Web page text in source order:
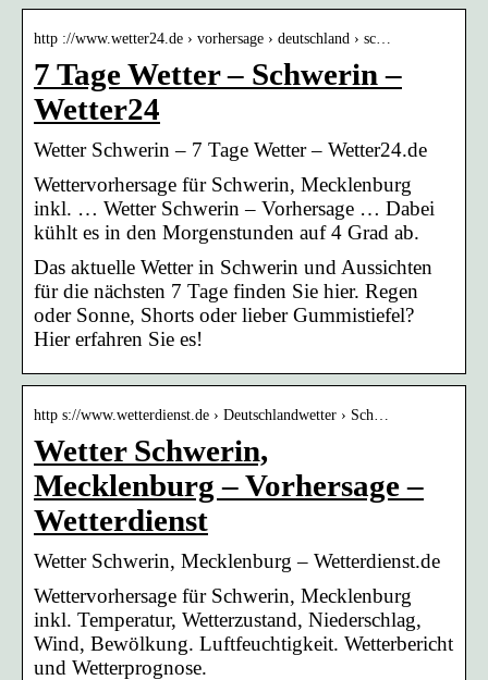
http ://www.wetter24.de › vorhersage › deutschland › sc…
7 Tage Wetter – Schwerin –
Wetter24
Wetter Schwerin – 7 Tage Wetter – Wetter24.de
Wettervorhersage für Schwerin, Mecklenburg
inkl. … Wetter Schwerin – Vorhersage … Dabei
kühlt es in den Morgenstunden auf 4 Grad ab.
Das aktuelle Wetter in Schwerin und Aussichten
für die nächsten 7 Tage finden Sie hier. Regen
oder Sonne, Shorts oder lieber Gummistiefel?
Hier erfahren Sie es!
http s://www.wetterdienst.de › Deutschlandwetter › Sch…
Wetter Schwerin,
Mecklenburg – Vorhersage –
Wetterdienst
Wetter Schwerin, Mecklenburg – Wetterdienst.de
Wettervorhersage für Schwerin, Mecklenburg
inkl. Temperatur, Wetterzustand, Niederschlag,
Wind, Bewölkung. Luftfeuchtigkeit. Wetterbericht
und Wetterprognose.